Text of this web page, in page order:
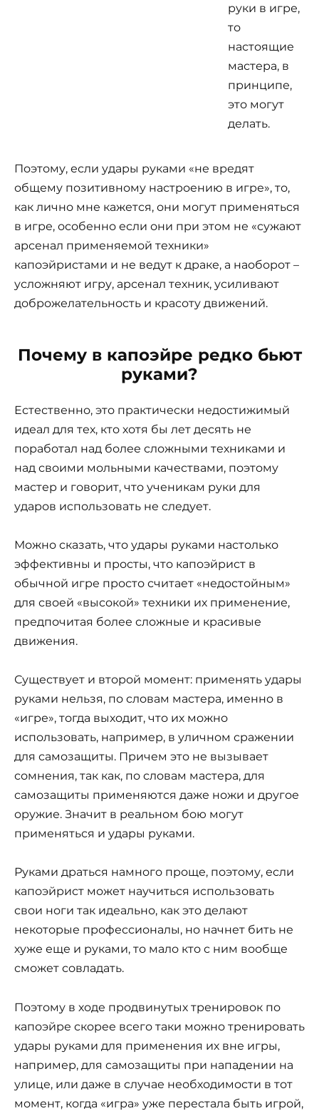
руки в игре,
то
настоящие
мастера, в
принципе,
это могут
делать.
Поэтому, если удары руками «не вредят
общему позитивному настроению в игре», то,
как лично мне кажется, они могут применяться
в игре, особенно если они при этом не «сужают
арсенал применяемой техники»
капоэйристами и не ведут к драке, а наоборот –
усложняют игру, арсенал техник, усиливают
доброжелательность и красоту движений.
Почему в капоэйре редко бьют
руками?
Естественно, это практически недостижимый
идеал для тех, кто хотя бы лет десять не
поработал над более сложными техниками и
над своими мольными качествами, поэтому
мастер и говорит, что ученикам руки для
ударов использовать не следует.
Можно сказать, что удары руками настолько
эффективны и просты, что капоэйрист в
обычной игре просто считает «недостойным»
для своей «высокой» техники их применение,
предпочитая более сложные и красивые
движения.
Существует и второй момент: применять удары
руками нельзя, по словам мастера, именно в
«игре», тогда выходит, что их можно
использовать, например, в уличном сражении
для самозащиты. Причем это не вызывает
сомнения, так как, по словам мастера, для
самозащиты применяются даже ножи и другое
оружие. Значит в реальном бою могут
применяться и удары руками.
Руками драться намного проще, поэтому, если
капоэйрист может научиться использовать
свои ноги так идеально, как это делают
некоторые профессионалы, но начнет бить не
хуже еще и руками, то мало кто с ним вообще
сможет совладать.
Поэтому в ходе продвинутых тренировок по
капоэйре скорее всего таки можно тренировать
удары руками для применения их вне игры,
например, для самозащиты при нападении на
улице, или даже в случае необходимости в тот
момент, когда «игра» уже перестала быть игрой,